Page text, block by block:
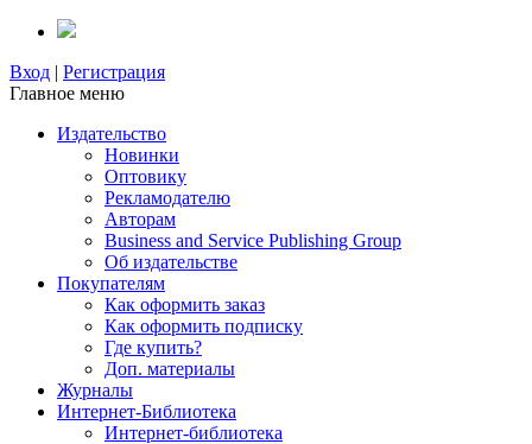
Вход | Регистрация
Главное меню
Издательство
Новинки
Оптовику
Рекламодателю
Авторам
Business and Service Publishing Group
Об издательстве
Покупателям
Как оформить заказ
Как оформить подписку
Где купить?
Доп. материалы
Журналы
Интернет-Библиотека
Интернет-библиотека